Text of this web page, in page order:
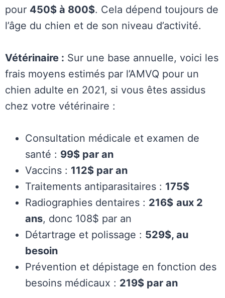
pour 450$ à 800$. Cela dépend toujours de
l’âge du chien et de son niveau d’activité.
Vétérinaire : Sur une base annuelle, voici les
frais moyens estimés par l’AMVQ pour un
chien adulte en 2021, si vous êtes assidus
chez votre vétérinaire :
Consultation médicale et examen de
santé : 99$ par an
Vaccins : 112$ par an
Traitements antiparasitaires : 175$
Radiographies dentaires : 216$ aux 2
ans, donc 108$ par an
Détartrage et polissage : 529$, au
besoin
Prévention et dépistage en fonction des
besoins médicaux : 219$ par an